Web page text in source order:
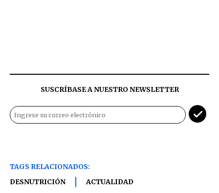
SUSCRÍBASE A NUESTRO NEWSLETTER
TAGS RELACIONADOS:
DESNUTRICIÓN
ACTUALIDAD